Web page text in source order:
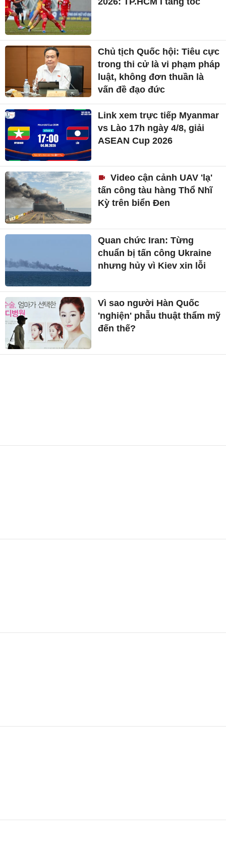
Chủ tịch Quốc hội: Tiêu cực
trong thi cử là vi phạm pháp
luật, không đơn thuần là
vấn đề đạo đức
Link xem trực tiếp Myanmar
vs Lào 17h ngày 4/8, giải
ASEAN Cup 2026
Video cận cảnh UAV 'lạ'
tấn công tàu hàng Thổ Nhĩ
Kỳ trên biển Đen
Quan chức Iran: Từng
chuẩn bị tấn công Ukraine
nhưng hủy vì Kiev xin lỗi
Vì sao người Hàn Quốc
'nghiện' phẫu thuật thẩm mỹ
đến thế?